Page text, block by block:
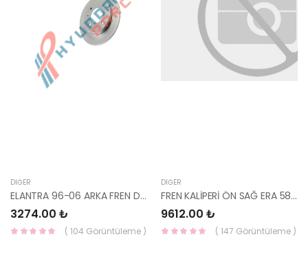
DIĞER
ELANTRA 96-06 ARKA FREN DİSKİ TAKIM TRW 58411-29310-
3274.00 ₺
( 104 Görüntüleme )
DIĞER
FREN KALİPERİ ÖN SAĞ ERA 58190-1GA00 HMC
9612.00 ₺
( 147 Görüntüleme )